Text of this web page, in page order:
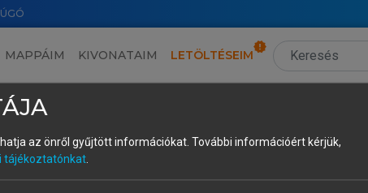
MAPPÁIM KIVONATAIM LETÖLTÉSEIM
igei affixum – a grammatikalizáció ritka esete uráli nyelvekben
az önről gyűjtött információkat. További információért kérjük,
tájékoztatónkat.